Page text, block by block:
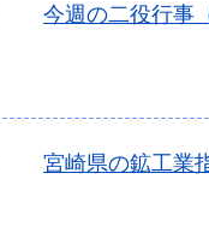
今週の二役行事
宮崎県の鉱工業